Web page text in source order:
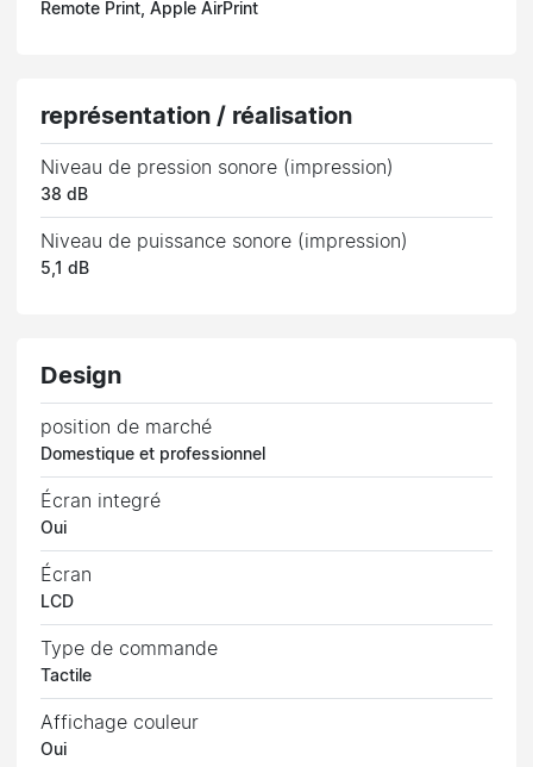
Remote Print, Apple AirPrint
représentation / réalisation
Niveau de pression sonore (impression)
38 dB
Niveau de puissance sonore (impression)
5,1 dB
Design
position de marché
Domestique et professionnel
Écran integré
Oui
Écran
LCD
Type de commande
Tactile
Affichage couleur
Oui